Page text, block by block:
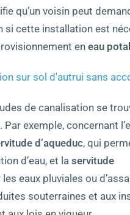
qu’un voisin peut
si cette installation est
en eau
sur sol d'autrui sans
de canalisation se
exemple, concernant
d’aqueduc, qui
d’eau, et la servitude
eaux pluviales ou
souterraines et aux